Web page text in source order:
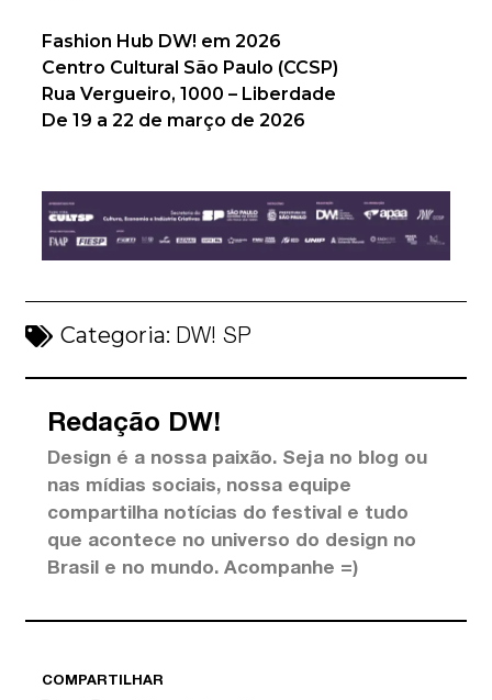
Fashion Hub DW! em 2026
Centro Cultural São Paulo (CCSP)
Rua Vergueiro, 1000 – Liberdade
De 19 a 22 de março de 2026
Categoria: DW! SP
Redação DW!
Design é a nossa paixão. Seja no blog ou
nas mídias sociais, nossa equipe
compartilha notícias do festival e tudo
que acontece no universo do design no
Brasil e no mundo. Acompanhe =)
COMPARTILHAR